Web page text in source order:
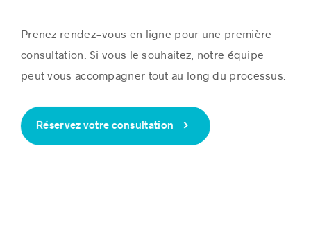
Prenez rendez-vous en ligne pour une première
consultation. Si vous le souhaitez, notre équipe
peut vous accompagner tout au long du processus.
Réservez votre consultation